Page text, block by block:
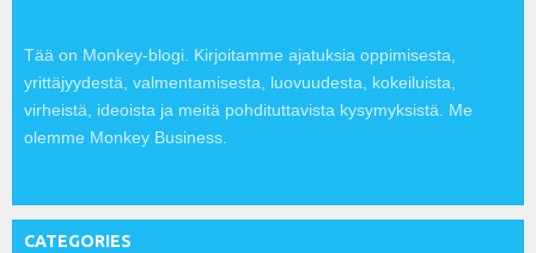
Tää on Monkey-blogi. Kirjoitamme ajatuksia oppimisesta,
yrittäjyydestä, valmentamisesta, luovuudesta, kokeiluista,
virheistä, ideoista ja meitä pohdituttavista kysymyksistä. Me
olemme Monkey Business.
CATEGORIES